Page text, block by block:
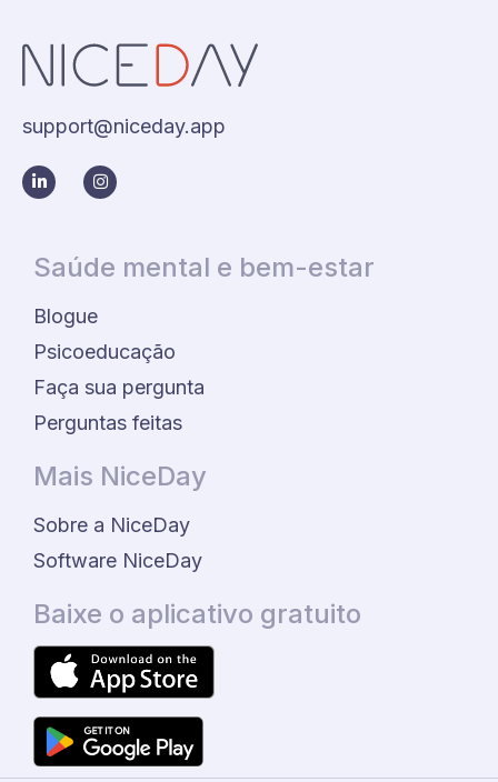
support@niceday.app
Saúde mental e bem-estar
Blogue
Psicoeducação
Faça sua pergunta
Perguntas feitas
Mais NiceDay
Sobre a NiceDay
Software NiceDay
Baixe o aplicativo gratuito